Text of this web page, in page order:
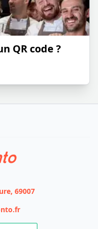
QR code ?
69007